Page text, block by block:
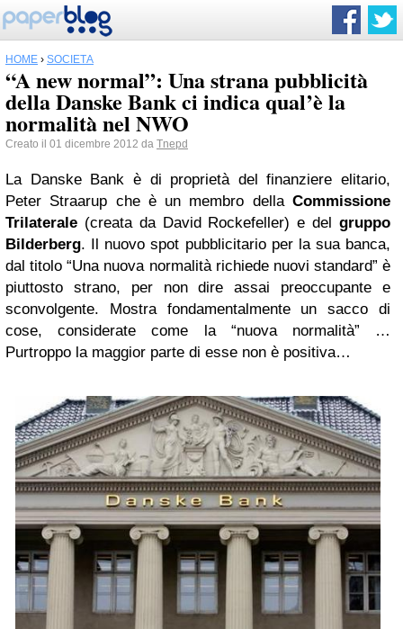
HOME › SOCIETÀ
“A new normal”: Una strana pubblicità
della Danske Bank ci indica qual’è la
normalità nel NWO
Creato il 01 dicembre 2012 da Tnepd
La Danske Bank è di proprietà del finanziere elitario,
Peter Straarup che è un membro della Commissione
Trilaterale (creata da David Rockefeller) e del gruppo
Bilderberg. Il nuovo spot pubblicitario per la sua banca,
dal titolo “Una nuova normalità richiede nuovi standard” è
piuttosto strano, per non dire assai preoccupante e
sconvolgente. Mostra fondamentalmente un sacco di
cose, considerate come la “nuova normalità” …
Purtroppo la maggior parte di esse non è positiva…